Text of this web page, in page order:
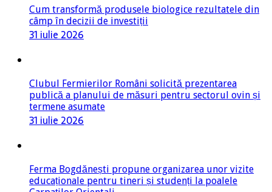
31 iulie 2026
termene asumate
31 iulie 2026
Carpaților Orientali
30 iulie 2026